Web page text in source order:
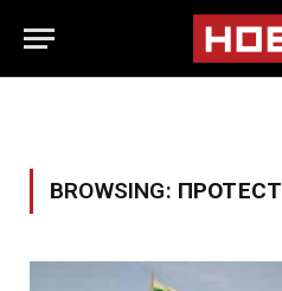
BROWSING: ПРОТЕСТ